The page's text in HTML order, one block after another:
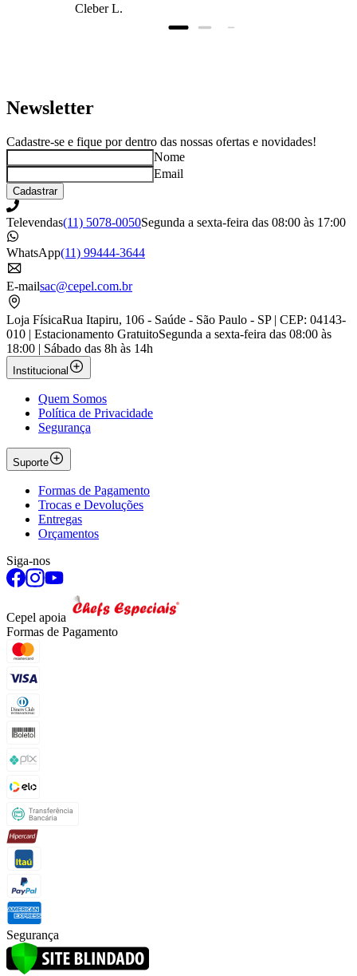
prazo, super bem
Cleber L.
Newsletter
Cadastre-se e fique por dentro das nossas ofertas e novidades!
Nome
Email
Cadastrar
Televendas(11) 5078-0050Segunda a sexta-feira das 08:00 às 17:00
WhatsApp(11) 99444-3644
E-mailsac@cepel.com.br
Loja FísicaRua Itapiru, 106 - Saúde - São Paulo - SP | CEP: 04143-
010 | Estacionamento GratuitoSegunda a sexta-feira das 08:00 às
18:00 | Sábado das 8h às 14h
Institucional
Quem Somos
Política de Privacidade
Segurança
Suporte
Formas de Pagamento
Trocas e Devoluções
Entregas
Orçamentos
Siga-nos
Cepel apoia
Formas de Pagamento
Segurança